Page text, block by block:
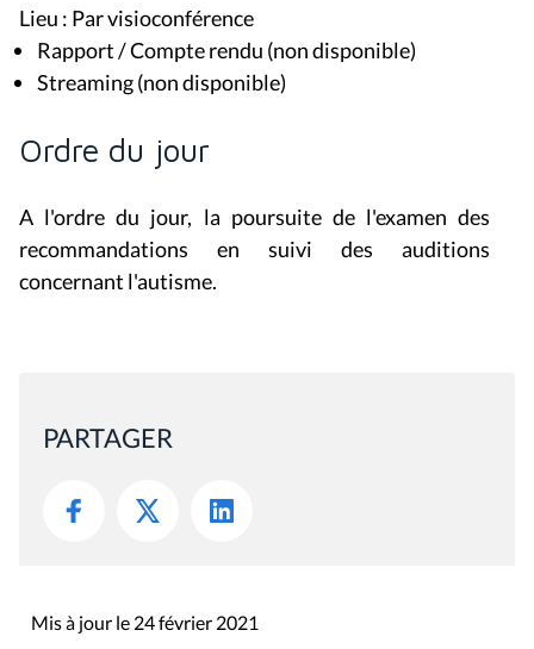
Lieu : Par visioconférence
Rapport / Compte rendu (non disponible)
Streaming (non disponible)
Ordre du jour
A l'ordre du jour, la poursuite de l'examen des
recommandations en suivi des auditions
concernant l'autisme.
PARTAGER
Mis à jour le 24 février 2021